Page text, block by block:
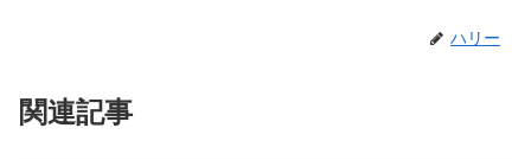
ハリー
関連記事